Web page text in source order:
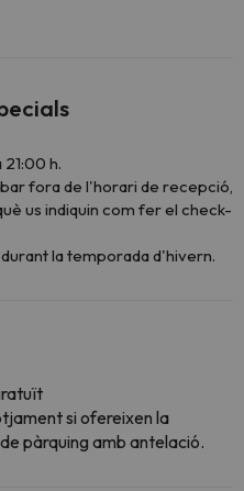
h.
fora de l'horari de recepció,
us indiquin com fer el check-
la temporada d'hivern.
si ofereixen la
pàrquing amb antelació.